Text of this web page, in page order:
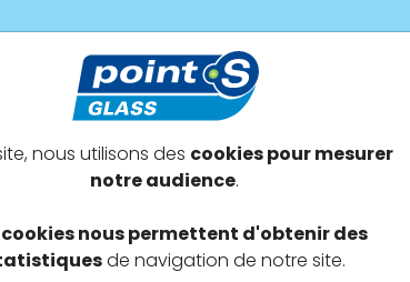
Devenir adhérent Offres exclusives
nous utilisons des cookies pour mesurer
notre audience.
cookies nous permettent d'obtenir des
de navigation de notre site.